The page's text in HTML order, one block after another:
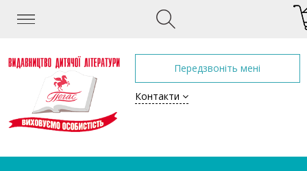
Передзвоніть мені
Контакти